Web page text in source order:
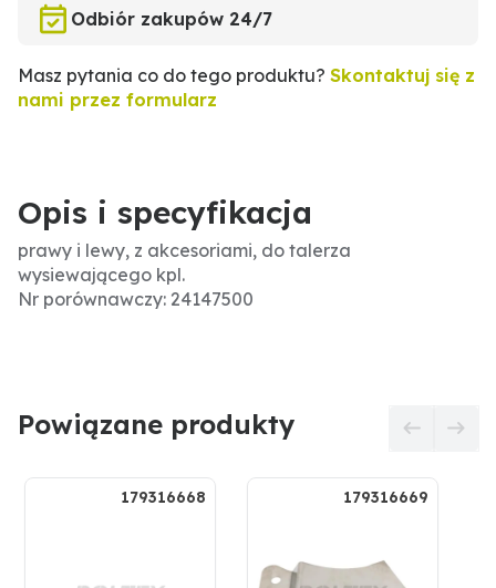
Odbiór zakupów 24/7
Masz pytania co do tego produktu? Skontaktuj się z
nami przez formularz
Opis i specyfikacja
prawy i lewy, z akcesoriami, do talerza
wysiewającego kpl.
Nr porównawczy: 24147500
Powiązane produkty
179316668 179316669